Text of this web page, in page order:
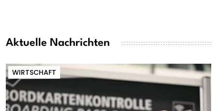
Aktuelle Nachrichten
WIRTSCHAFT